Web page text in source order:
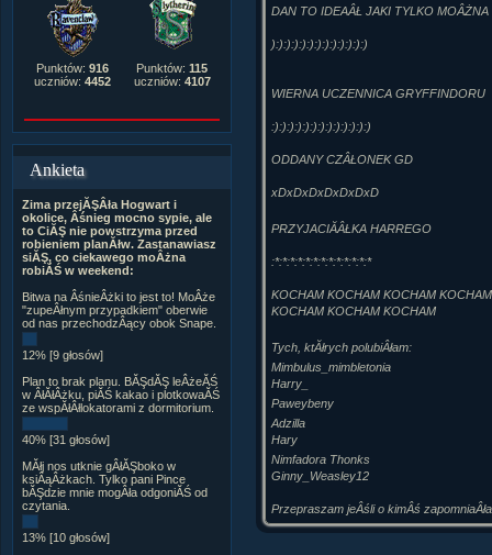
Punktów: 916
uczniów: 4452
Punktów: 115
uczniów: 4107
Ankieta
Zima przejĂŞÂła Hogwart i
okolice, Âśnieg mocno sypie, ale
to CiĂŞ nie powstrzyma przed
robieniem planĂłw. Zastanawiasz
siĂŞ, co ciekawego moÂżna
robiĂŚ w weekend:
Bitwa na ÂśnieÂżki to jest to! MoÂże
"zupeÂłnym przypadkiem" oberwie
od nas przechodzÂący obok Snape.
12% [9 głosów]
Plan to brak planu. BĂŞdĂŞ leÂżeĂŚ
w ÂłĂłÂżku, piĂŚ kakao i plotkowaĂŚ
ze wspĂłÂłlokatorami z dormitorium.
40% [31 głosów]
MĂłj nos utknie gÂłĂŞboko w
ksiÂąÂżkach. Tylko pani Pince
bĂŞdzie mnie mogÂła odgoniĂŚ od
czytania.
13% [10 głosów]
DAN TO IDEAÂŁ JAKI TYLKO MOÂŻNA
):):):):):):):):):):):):)
WIERNA UCZENNICA GRYFFINDORU
:):):):):):):):):):):):):)
ODDANY CZÂŁONEK GD
xDxDxDxDxDxDxD
PRZYJACIĂÂŁKA HARREGO
:*:*:*:*:*:*:*:*:*:*:*:*:*
KOCHAM KOCHAM KOCHAM
KOCHAM KOCHAM KOCHAM
Tych, ktĂłrych polubiÂłam:
Mimbulus_mimbletonia
Harry_
Paweybeny
Adzilla
Hary
Nimfadora Thonks
Ginny_Weasley12
Przepraszam jeÂśli o kimÂś